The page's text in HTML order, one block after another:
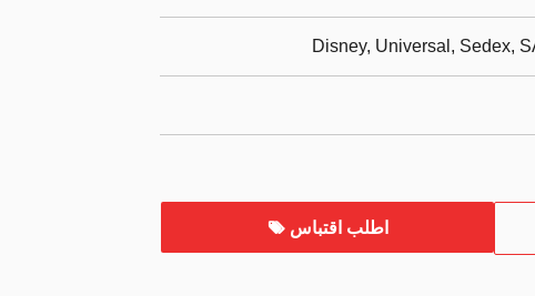
Disney, Universal, Sedex,
اطلب اقتباس